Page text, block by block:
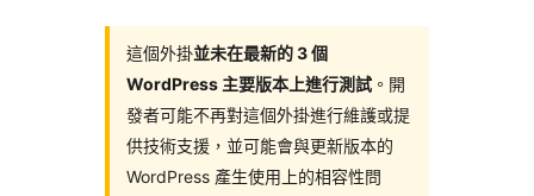
這個外掛並未在最新的 3 個
WordPress 主要版本上進行測試 。開
發者可能不再對這個外掛進行維護或提
供技術支援，並可能會與更新版本的
WordPress 產生使用上的相容性問